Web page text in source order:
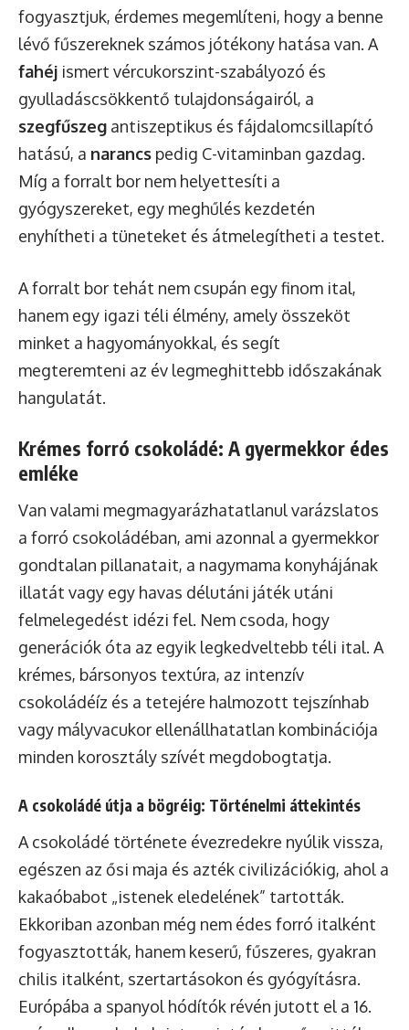
fogyasztjuk, érdemes megemlíteni, hogy a benne
lévő fűszereknek számos jótékony hatása van. A
fahéj ismert vércukorszint-szabályozó és
gyulladáscsökkentő tulajdonságairól, a
szegfűszeg antiszeptikus és fájdalomcsillapító
hatású, a narancs pedig C-vitaminban gazdag.
Míg a forralt bor nem helyettesíti a
gyógyszereket, egy meghűlés kezdetén
enyhítheti a tüneteket és átmelegítheti a testet.
A forralt bor tehát nem csupán egy finom ital,
hanem egy igazi téli élmény, amely összeköt
minket a hagyományokkal, és segít
megteremteni az év legmeghittebb időszakának
hangulatát.
Krémes forró csokoládé: A gyermekkor édes
emléke
Van valami megmagyarázhatatlanul varázslatos
a forró csokoládéban, ami azonnal a gyermekkor
gondtalan pillanatait, a nagymama konyhájának
illatát vagy egy havas délutáni játék utáni
felmelegedést idézi fel. Nem csoda, hogy
generációk óta az egyik legkedveltebb téli ital. A
krémes, bársonyos textúra, az intenzív
csokoládéíz és a tetejére halmozott tejszínhab
vagy mályvacukor ellenállhatatlan kombinációja
minden korosztály szívét megdobogtatja.
A csokoládé útja a bögréig: Történelmi áttekintés
A csokoládé története évezredekre nyúlik vissza,
egészen az ősi maja és azték civilizációkig, ahol a
kakaóbabot „istenek eledelének” tartották.
Ekkoriban azonban még nem édes forró italként
fogyasztották, hanem keserű, fűszeres, gyakran
chilis italként, szertartásokon és gyógyításra.
Európába a spanyol hódítók révén jutott el a 16.